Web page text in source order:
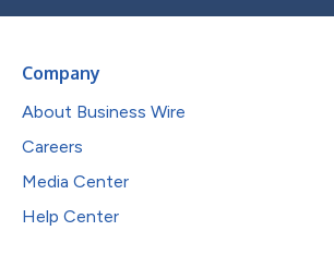
Company
About Business Wire
Careers
Media Center
Help Center